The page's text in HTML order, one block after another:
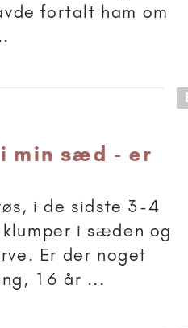
fortalt ham om
min sæd - er
i de sidste 3-4
i sæden og
Er der noget
16 år ...